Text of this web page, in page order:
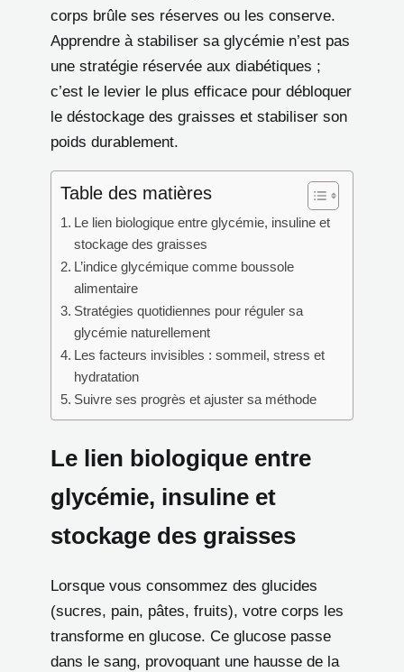
corps brûle ses réserves ou les conserve.
Apprendre à stabiliser sa glycémie n’est pas
une stratégie réservée aux diabétiques ;
c’est le levier le plus efficace pour débloquer
le déstockage des graisses et stabiliser son
poids durablement.
Table des matières
Le lien biologique entre glycémie, insuline et
stockage des graisses
L’indice glycémique comme boussole
alimentaire
Stratégies quotidiennes pour réguler sa
glycémie naturellement
Les facteurs invisibles : sommeil, stress et
hydratation
Suivre ses progrès et ajuster sa méthode
Le lien biologique entre
glycémie, insuline et
stockage des graisses
Lorsque vous consommez des glucides
(sucres, pain, pâtes, fruits), votre corps les
transforme en glucose. Ce glucose passe
dans le sang, provoquant une hausse de la